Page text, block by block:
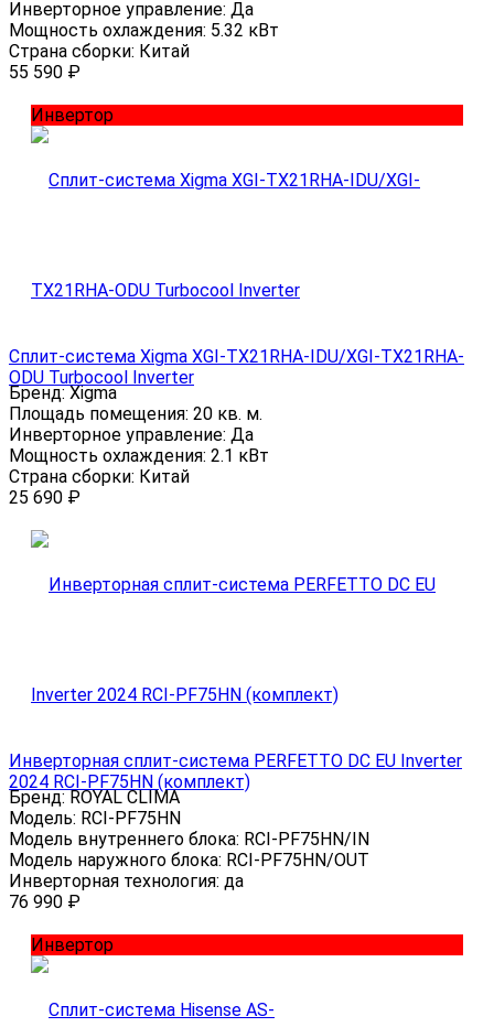
Инверторное управление: Да
Мощность охлаждения: 5.32 кВт
Страна сборки: Китай
55 590 ₽
Инвертор
Сплит-система Xigma XGI-TX21RHA-IDU/XGI-TX21RHA-
ODU Turbocool Inverter
Бренд: Xigma
Площадь помещения: 20 кв. м.
Инверторное управление: Да
Мощность охлаждения: 2.1 кВт
Страна сборки: Китай
25 690 ₽
Инверторная сплит-система PERFETTO DC EU Inverter
2024 RCI-PF75HN (комплект)
Бренд: ROYAL CLIMA
Модель: RCI-PF75HN
Модель внутреннего блока: RCI-PF75HN/IN
Модель наружного блока: RCI-PF75HN/OUT
Инверторная технология: да
76 990 ₽
Инвертор